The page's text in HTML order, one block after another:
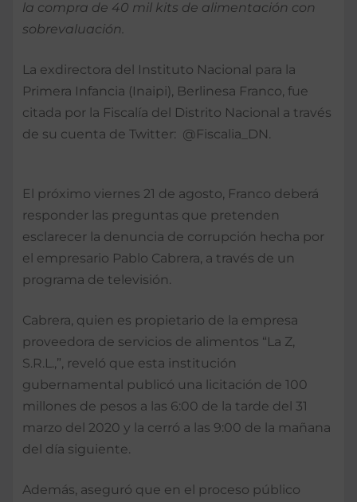
la compra de 40 mil kits de alimentación con
sobrevaluación.
La exdirectora del Instituto Nacional para la
Primera Infancia (Inaipi), Berlinesa Franco, fue
citada por la Fiscalía del Distrito Nacional a través
de su cuenta de Twitter: @Fiscalia_DN.
El próximo viernes 21 de agosto, Franco deberá
responder las preguntas que pretenden
esclarecer la denuncia de corrupción hecha por
el empresario Pablo Cabrera, a través de un
programa de televisión.
Cabrera, quien es propietario de la empresa
proveedora de servicios de alimentos “La Z,
S.R.L.,”, reveló que esta institución
gubernamental publicó una licitación de 100
millones de pesos a las 6:00 de la tarde del 31
marzo del 2020 y la cerró a las 9:00 de la mañana
del día siguiente.
Además, aseguró que en el proceso público